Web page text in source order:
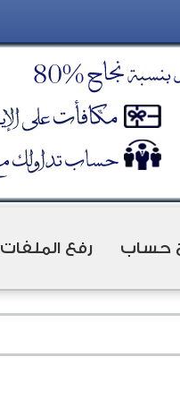
حساب رفع الملفات